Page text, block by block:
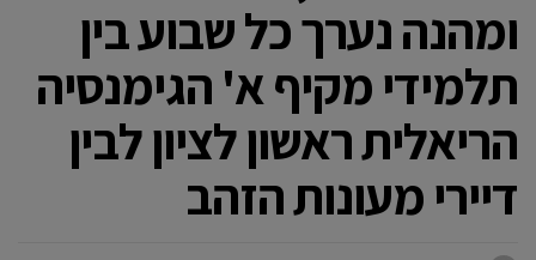
ומהנה נערך כל שבוע בין
תלמידי מקיף א' הגימנסיה
הריאלית ראשון לציון לבין
דיירי מעונות הזהב